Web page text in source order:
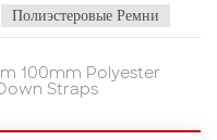
Полиэстеровые Ремни
100mm Polyester
Straps